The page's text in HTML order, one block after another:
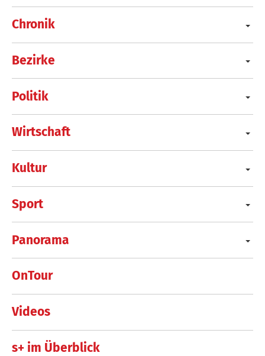
Chronik
Bezirke
Politik
Wirtschaft
Kultur
Sport
Panorama
OnTour
Videos
s+ im Überblick